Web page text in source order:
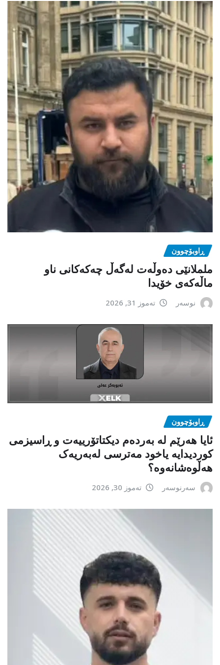
ڕاوبۆچوون
ململانێی دەوڵەت لەگەڵ چەکەکانی ناو
ماڵەکەی خۆیدا
نوسەر تەموز 31, 2026
ڕاوبۆچوون
ئایا هەرێم لە بەردەم دیکتاتۆرییەت و ڕاسیزمی
کوردیدایە یاخود مەترسی لەبەریەک
هەڵوەشانەوە؟
سەرنوسەر تەموز 30, 2026